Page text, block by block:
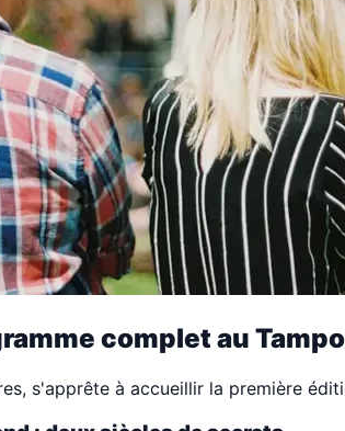
complet au
s'apprête à accueillir la première